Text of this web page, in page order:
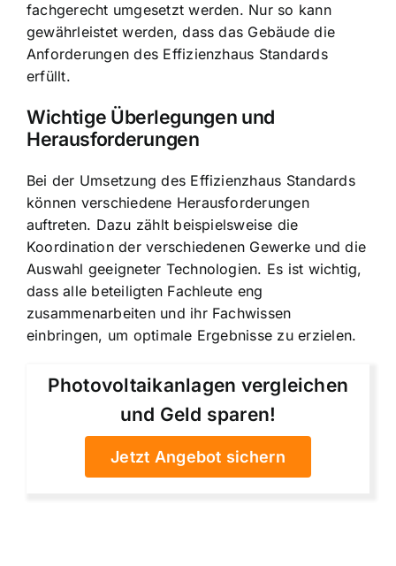
fachgerecht umgesetzt werden. Nur so kann
gewährleistet werden, dass das Gebäude die
Anforderungen des Effizienzhaus Standards
erfüllt.
Wichtige Überlegungen und
Herausforderungen
Bei der Umsetzung des Effizienzhaus Standards
können verschiedene Herausforderungen
auftreten. Dazu zählt beispielsweise die
Koordination der verschiedenen Gewerke und die
Auswahl geeigneter Technologien. Es ist wichtig,
dass alle beteiligten Fachleute eng
zusammenarbeiten und ihr Fachwissen
einbringen, um optimale Ergebnisse zu erzielen.
Photovoltaikanlagen vergleichen
und Geld sparen!
Jetzt Angebot sichern